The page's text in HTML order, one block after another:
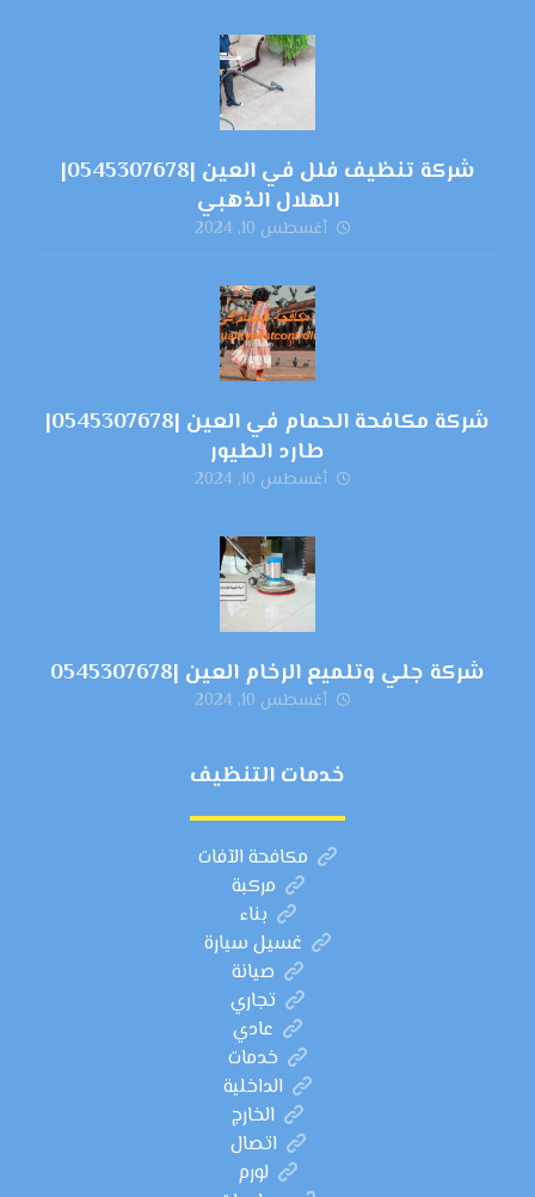
شركة تنظيف فلل في العين |0545307678|
الهلال الذهبي
أغسطس 10, 2024
شركة مكافحة الحمام في العين |0545307678|
طارد الطيور
أغسطس 10, 2024
شركة جلي وتلميع الرخام العين |0545307678
أغسطس 10, 2024
خدمات التنظيف
مكافحة الآفات
مركبة
بناء
غسيل سيارة
صيانة
تجاري
عادي
خدمات
الداخلية
الخارج
اتصال
لورم